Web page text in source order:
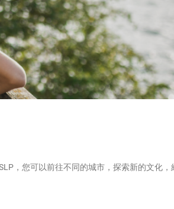
路！
，您可以前往不同的城市，探索新的文化，